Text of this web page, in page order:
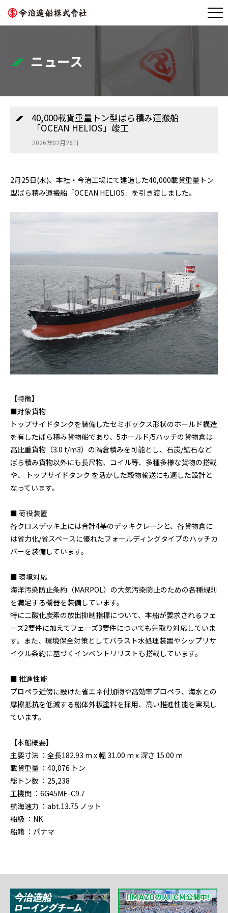
ニュース
40,000載貨重量トン型ばら積み運搬船
「OCEAN HELIOS」竣工
2026年02月26日
2月25日(水)、本社・今治工場にて建造した40,000載貨重量トン
型ばら積み運搬船「OCEAN HELIOS」を引き渡しました。
【特徴】
■対象貨物
トップサイドタンクを装備したセミボックス形状のホールド構造
を有したばら積み貨物船であり、5ホールド/5ハッチの貨物倉は
高比重貨物（3.0 t/m3）の隔倉積みを可能とし、石炭/鉱石など
ばら積み貨物以外にも長尺物、コイル等、多種多様な貨物の搭載
や、 トップサイドタンク を活かした穀物輸送にも適した設計と
なっています。
■ 荷役装置
各クロスデッキ上には合計4基のデッキクレーンと、各貨物倉に
は省力化/省スペースに優れたフォールディングタイプのハッチカ
バーを装備しています。
■ 環境対応
海洋汚染防止条約（MARPOL）の大気汚染防止のための各種規則
を満足する機器を装備しています。
特に二酸化炭素の放出抑制指標について、本船が要求されるフェ
ーズ2要件に加えてフェーズ3要件についても先取り対応していま
す。また、環境保全対策としてバラスト水処理装置やシップリサ
イクル条約に基づくインベントリリストも搭載しています。
■ 推進性能
プロペラ近傍に設けた省エネ付加物や高効率プロペラ、海水との
摩擦抵抗を低減する船体外板塗料を採用、高い推進性能を実現し
ています。
【本船概要】
主要寸法 ：全長182.93 m x 幅 31.00 m x 深さ 15.00 m
載貨重量 ：40,076 トン
総トン数 ：25,238
主機関 ：6G45ME-C9.7
航海速力 ：abt.13.75 ノット
船級 ：NK
船籍 ：パナマ